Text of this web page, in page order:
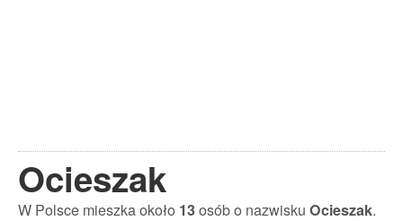
Ocieszak
W Polsce mieszka około 13osób o nazwisku Ocieszak.